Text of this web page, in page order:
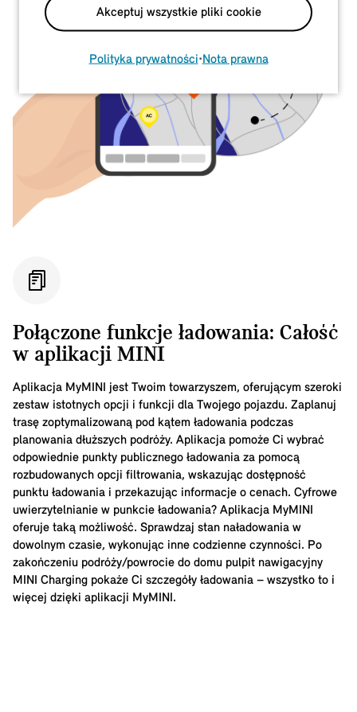
Połączone funkcje ładowania: Całość
w aplikacji MINI
Aplikacja MyMINI jest Twoim towarzyszem, oferującym szeroki
zestaw istotnych opcji i funkcji dla Twojego pojazdu. Zaplanuj
trasę zoptymalizowaną pod kątem ładowania podczas
planowania dłuższych podróży. Aplikacja pomoże Ci wybrać
odpowiednie punkty publicznego ładowania za pomocą
rozbudowanych opcji filtrowania, wskazując dostępność
punktu ładowania i przekazując informacje o cenach. Cyfrowe
uwierzytelnianie w punkcie ładowania? Aplikacja MyMINI
oferuje taką możliwość. Sprawdzaj stan naładowania w
dowolnym czasie, wykonując inne codzienne czynności. Po
zakończeniu podróży/powrocie do domu pulpit nawigacyjny
MINI Charging pokaże Ci szczegóły ładowania – wszystko to i
więcej dzięki aplikacji MyMINI.
Akceptuj wszystkie pliki cookie
Polityka prywatności•Nota prawna